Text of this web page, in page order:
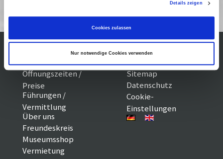
Details zeigen
Cookies zulassen
Nur notwendige Cookies verwenden
Kontakt / Anfahrt
Öffnungszeiten /
Preise
Führungen /
Vermittlung
Über uns
Freundeskreis
Museumsshop
Vermietung
Impressum
Sitemap
Datenschutz
Cookie-
Einstellungen